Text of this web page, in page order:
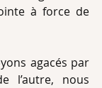
à force de
agacés par
l’autre, nous